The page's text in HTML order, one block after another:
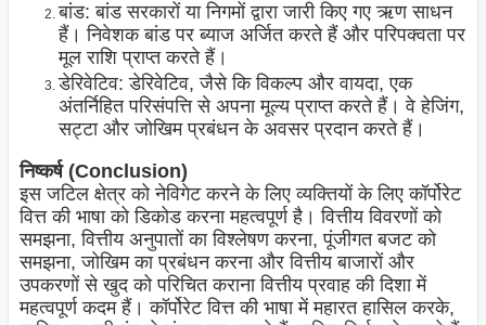
बांड: बांड सरकारों या निगमों द्वारा जारी किए गए ऋण साधन
हैं। निवेशक बांड पर ब्याज अर्जित करते हैं और परिपक्वता पर
मूल राशि प्राप्त करते हैं।
डेरिवेटिव: डेरिवेटिव, जैसे कि विकल्प और वायदा, एक
अंतर्निहित परिसंपत्ति से अपना मूल्य प्राप्त करते हैं। वे हेजिंग,
सट्टा और जोखिम प्रबंधन के अवसर प्रदान करते हैं।
निष्कर्ष (Conclusion)
इस जटिल क्षेत्र को नेविगेट करने के लिए व्यक्तियों के लिए कॉर्पोरेट
वित्त की भाषा को डिकोड करना महत्वपूर्ण है। वित्तीय विवरणों को
समझना, वित्तीय अनुपातों का विश्लेषण करना, पूंजीगत बजट को
समझना, जोखिम का प्रबंधन करना और वित्तीय बाजारों और
उपकरणों से खुद को परिचित कराना वित्तीय प्रवाह की दिशा में
महत्वपूर्ण कदम हैं। कॉर्पोरेट वित्त की भाषा में महारत हासिल करके,